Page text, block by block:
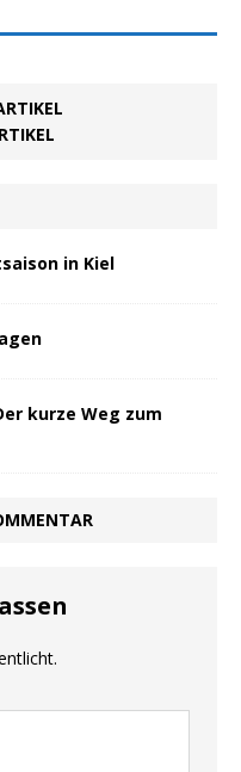
in Kiel
kurze Weg zum